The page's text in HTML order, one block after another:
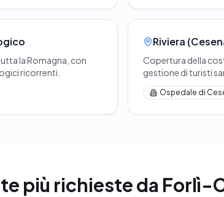
la Romagna, con
ricorrenti.
Riviera
Copertura della
gestione di turisti
Ospedale di
più richieste da Forlì-